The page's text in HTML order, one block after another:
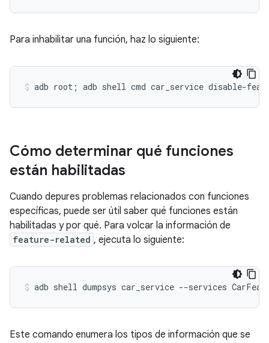
Para inhabilitar una función, haz lo siguiente:
Cómo determinar qué funciones
están habilitadas
Cuando depures problemas relacionados con funciones
específicas, puede ser útil saber qué funciones están
habilitadas y por qué. Para volcar la información de
feature-related , ejecuta lo siguiente:
Este comando enumera los tipos de información que se